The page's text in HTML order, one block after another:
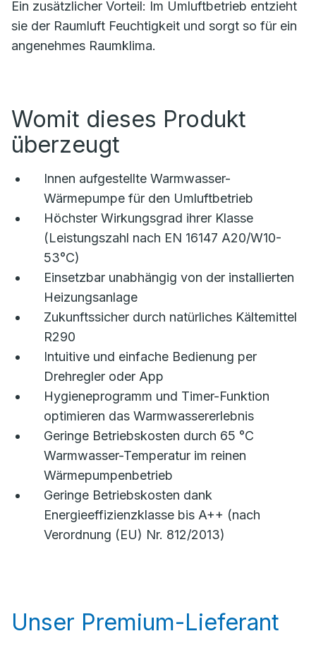
Ein zusätzlicher Vorteil: Im Umluftbetrieb entzieht
sie der Raumluft Feuchtigkeit und sorgt so für ein
angenehmes Raumklima.
Womit dieses Produkt
überzeugt
Innen aufgestellte Warmwasser-
Wärmepumpe für den Umluftbetrieb
Höchster Wirkungsgrad ihrer Klasse
(Leistungszahl nach EN 16147 A20/W10-
53°C)
Einsetzbar unabhängig von der installierten
Heizungsanlage
Zukunftssicher durch natürliches Kältemittel
R290
Intuitive und einfache Bedienung per
Drehregler oder App
Hygieneprogramm und Timer-Funktion
optimieren das Warmwassererlebnis
Geringe Betriebskosten durch 65 °C
Warmwasser-Temperatur im reinen
Wärmepumpenbetrieb
Geringe Betriebskosten dank
Energieeffizienzklasse bis A++ (nach
Verordnung (EU) Nr. 812/2013)
Unser Premium-Lieferant